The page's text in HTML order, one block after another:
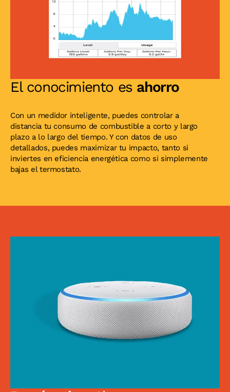
El conocimiento es ahorro
Con un medidor inteligente, puedes controlar a
distancia tu consumo de combustible a corto y largo
plazo a lo largo del tiempo. Y con datos de uso
detallados, puedes maximizar tu impacto, tanto si
inviertes en eficiencia energética como si simplemente
bajas el termostato.